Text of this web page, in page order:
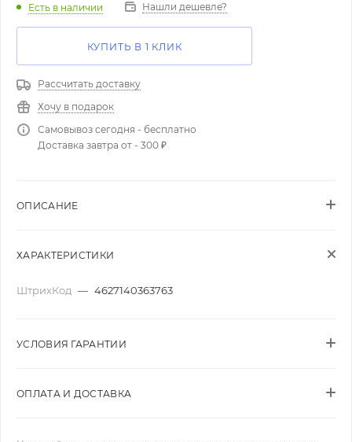
Есть в наличии Нашли дешевле?
КУПИТЬ В 1 КЛИК
Рассчитать доставку
Хочу в подарок
Самовывоз сегодня - бесплатно
Доставка завтра от - 300 ₽
ОПИСАНИЕ
ХАРАКТЕРИСТИКИ
ШтрихКод — 4627140363763
УСЛОВИЯ ГАРАНТИИ
ОПЛАТА И ДОСТАВКА